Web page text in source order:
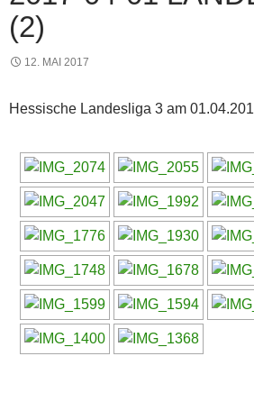
(2)
12. MAI 2017
Hessische Landesliga 3 am